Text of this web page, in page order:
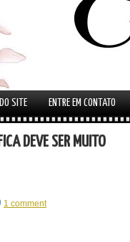
SITE ENTRE EM CONTATO
DEVE SER MUITO
1 comment